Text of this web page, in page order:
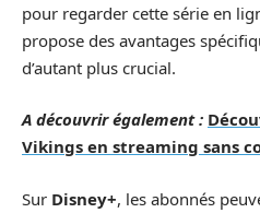
pour regarder cette série en
propose des avantages
d’autant plus crucial.
A découvrir également :
Vikings en streaming sans
Sur Disney+, les abonnés